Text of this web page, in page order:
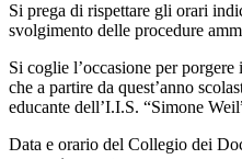
Si prega di rispettare gli orari
svolgimento delle procedure
Si coglie l’occasione per
che a partire da quest’anno
educante dell’I.I.S. “Simone
Data e orario del Collegio dei